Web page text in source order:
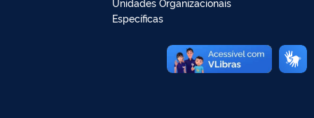
Específicas